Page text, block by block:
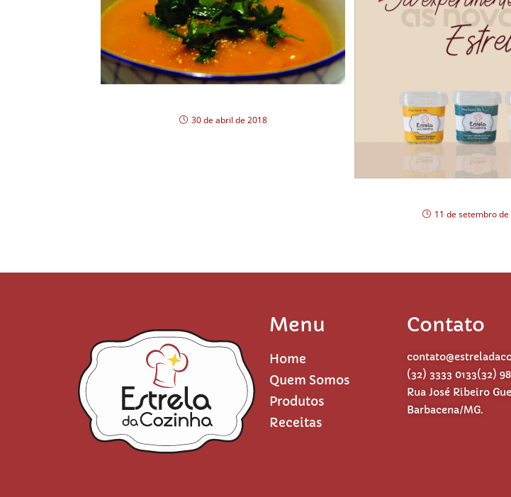
30 de abril de 2018
11 de setembro de
Menu
Home
Quem Somos
Produtos
Receitas
Contato
(32) 3333 0133(32)
Rua José Ribeiro
Barbacena/MG.